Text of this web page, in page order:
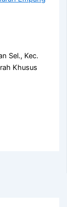
Sel., Kec.
Khusus